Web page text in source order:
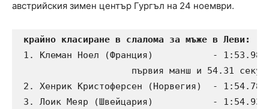
австрийския зимен център Гургъл на 24 ноември.
1. Клеман Ноел (Франция)           - 1:53.98
първия манш и 54.31
2. Хенрик Кристоферсен (Норвегия)  -
3. Лоик Меяр (Швейцария)           - 1:54.93